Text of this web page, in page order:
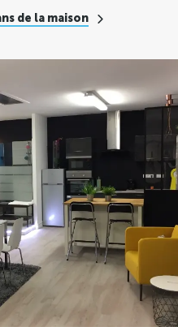
de la maison